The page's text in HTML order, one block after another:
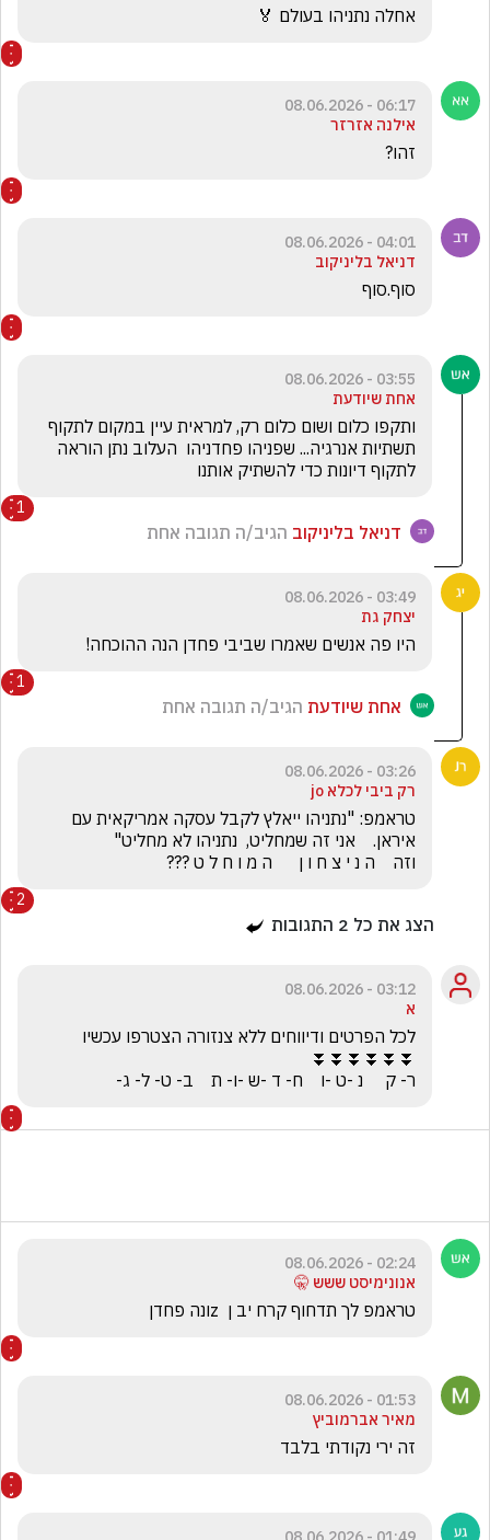
אחלה נתניהו בעולם 🏅
06:17 - 08.06.2026
אילנה אזרזר
זהו?
04:01 - 08.06.2026
דניאל בליניקוב
סוף.סוף
03:55 - 08.06.2026
אחת שיודעת
לתקוף דיונות כדי להשתיק אותנו
1
דניאל בליניקוב הגיב/ה תגובה אחת
03:49 - 08.06.2026
יצחק גת
היו פה אנשים שאמרו שביבי פחדן הנה ההוכחה!
1
אחת שיודעת הגיב/ה תגובה אחת
03:26 - 08.06.2026
רק ביבי לכלא jo
וזה    ה נ י צ ח ו ן      ה מ ו ח ל ט ???
2
הצג את כל 2 התגובות
03:12 - 08.06.2026
א
ר- ק     נ -ט -ו    ח- ד -ש -ו- ת    ב- ט- ל- ג-
02:24 - 08.06.2026
אנונימיסט ששש 🤫
טראמפ לך תדחוף קרח יב ן  zונה פחדן
01:53 - 08.06.2026
מאיר אברמוביץ
זה ירי נקודתי בלבד